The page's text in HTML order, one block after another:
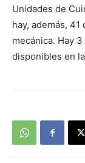
Unidades de
hay, además,
mecánica. Hay
disponibles en